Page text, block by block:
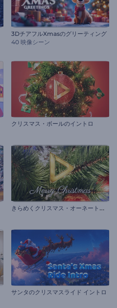
3DチアフルXmasのグリーティング
40 映像シーン
クリスマス・ボールのイントロ
き
らめくクリスマス・オーネートのイントロ
サンタのクリスマスライド イントロ